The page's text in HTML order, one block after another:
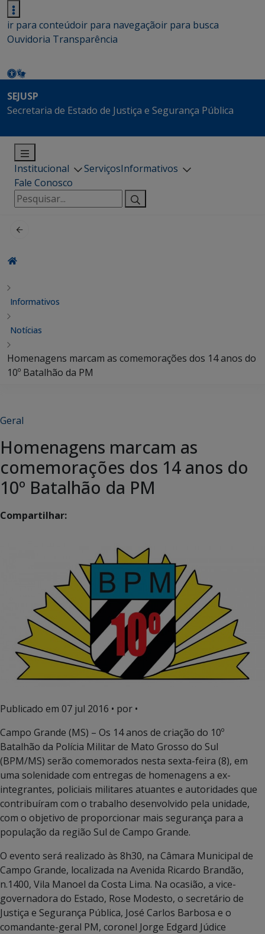
ir para conteúdoir para navegaçãoir para busca
Ouvidoria Transparência
SEJUSP
Secretaria de Estado de Justiça e Segurança Pública
Institucional ServiçosInformativos
Fale Conosco
Pesquisar
por:
Informativos
Notícias
Homenagens marcam as comemorações dos 14 anos do
10º Batalhão da PM
Geral
Homenagens marcam as
comemorações dos 14 anos do
10º Batalhão da PM
Compartilhar:
Publicado em 07 jul 2016 • por •
Campo Grande (MS) – Os 14 anos de criação do 10º
Batalhão da Polícia Militar de Mato Grosso do Sul
(BPM/MS) serão comemorados nesta sexta-feira (8), em
uma solenidade com entregas de homenagens a ex-
integrantes, policiais militares atuantes e autoridades que
contribuíram com o trabalho desenvolvido pela unidade,
com o objetivo de proporcionar mais segurança para a
população da região Sul de Campo Grande.
O evento será realizado às 8h30, na Câmara Municipal de
Campo Grande, localizada na Avenida Ricardo Brandão,
n.1400, Vila Manoel da Costa Lima. Na ocasião, a vice-
governadora do Estado, Rose Modesto, o secretário de
Justiça e Segurança Pública, José Carlos Barbosa e o
comandante-geral PM, coronel Jorge Edgard Júdice